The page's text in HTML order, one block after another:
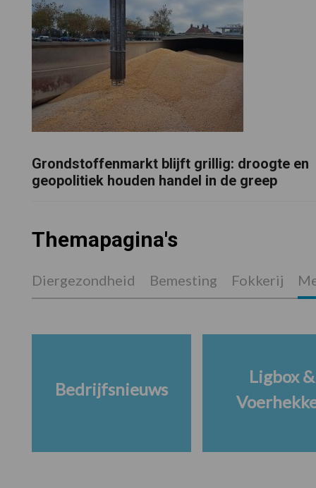
Grondstoffenmarkt blijft grillig: droogte en
geopolitiek houden handel in de greep
Themapagina's
Diergezondheid Bemesting Fokkerij
Bedrijfsnieuws
Ligbox &